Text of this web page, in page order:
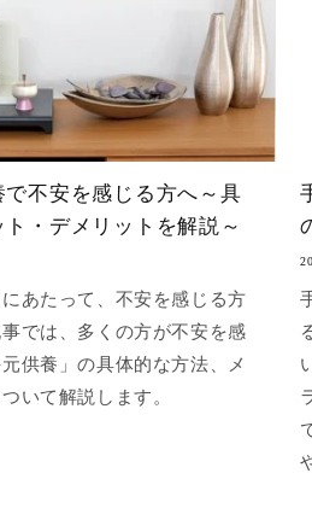
不安を感じる方へ～具
・デメリットを解説～
にあたって、不安を感じる方
では、多くの方が不安を感
供養」の具体的な方法、メ
いて解説します。